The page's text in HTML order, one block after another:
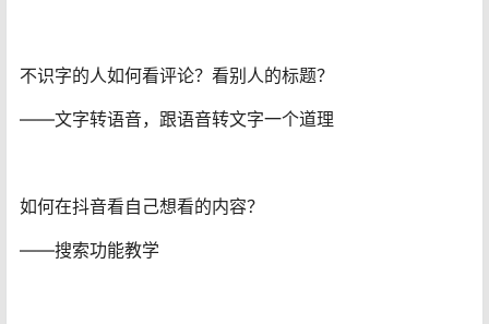
不识字的人如何看评论？看别人的标题？
——文字转语音，跟语音转文字一个道理
如何在抖音看自己想看的内容？
——搜索功能教学